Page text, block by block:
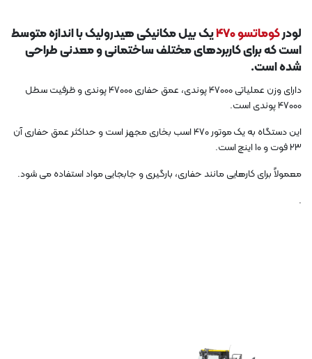
لودرکوماتسو 470
یک بیل مکانیکی هیدرولیک با اندازه متوسط
​​است که برای کاربردهای مختلف ساختمانی و معدنی طراحی
شده است.
دارای وزن عملیاتی 47000 پوندی، عمق حفاری 47000 پوندی و ظرفیت سطل
47000 پوندی است.
این دستگاه به یک موتور 470 اسب بخاری مجهز است و حداکثر عمق حفاری آن
23 فوت و 10 اینچ است.
معمولاً برای کارهایی مانند حفاری، بارگیری و جابجایی مواد استفاده می شود.
.